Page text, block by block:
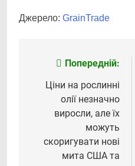
Джерело: GrainTrade
Навігація
записів
Попередній:
Ціни на рослинні
олії незначно
виросли, але їх
можуть
скоригувати нові
мита США та